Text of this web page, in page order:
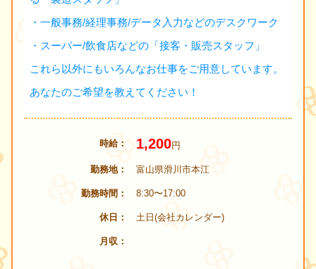
・一般事務/経理事務/データ入力などのデスクワーク
・スーパー/飲食店などの「接客・販売スタッフ」
これら以外にもいろんなお仕事をご用意しています。
あなたのご希望を教えてください！
時給 1,200円
勤務地 富山県滑川市本江
勤務時間 8:30〜17:00
休日 土日(会社カレンダー)
月収